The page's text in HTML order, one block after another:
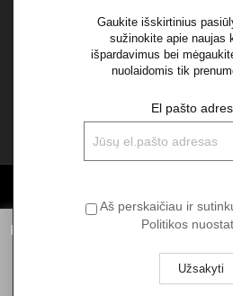
Aš perskaičiau ir sutinku su
Informuojame, kad norėdami
naudojantis mūsų svetainę,
slapukus. Spausdami „Aš
Gaukite išskirtinius
sužinokite apie naujas
išpardavimus bei
nuolaidomis tik
El pašto
Aš perskaičiau ir
Politikos